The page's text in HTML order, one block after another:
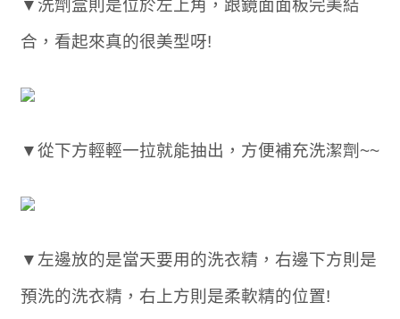
▼洗劑盒則是位於左上角，跟鏡面面板完美結
合，看起來真的很美型呀!
▼從下方輕輕一拉就能抽出，方便補充洗潔劑~~
▼左邊放的是當天要用的洗衣精，右邊下方則是
預洗的洗衣精，右上方則是柔軟精的位置!